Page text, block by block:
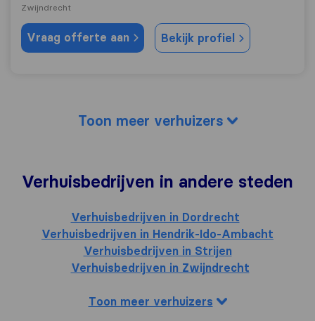
Zwijndrecht
Vraag offerte aan Bekijk profiel
Toon meer verhuizers
Verhuisbedrijven in andere steden
Verhuisbedrijven in Dordrecht
Verhuisbedrijven in Hendrik-Ido-Ambacht
Verhuisbedrijven in Strijen
Verhuisbedrijven in Zwijndrecht
Toon meer verhuizers